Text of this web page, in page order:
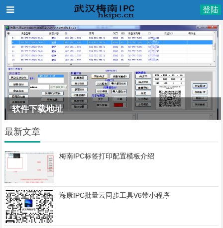
登陆
软件下载地址
最新文章
梅南IPC标签打印配置模板介绍
海康IPC批量云同步工具V6带小程序